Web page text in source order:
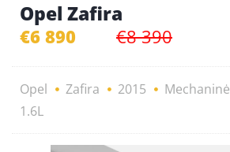
Opel Zafira
€6 890 €8 390
Opel Zafira 2015 Mechaninė
1.6L